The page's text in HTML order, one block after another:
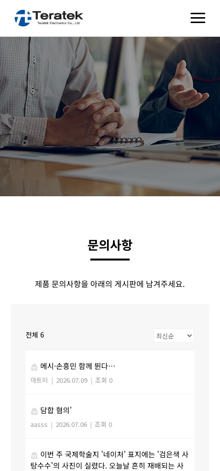
문의사항
제품 문의사항을 아래의 게시판에 남겨주세요.
전체 6
메시·손흥민 함께 뛴다…
아트미 | 2026.07.09 | 조회 0
담합 혐의’
aasss | 2026.07.06 | 조회 0
이번 주 국제학술지 '네이처' 표지에는 '검은색 사
탕수수'의 사진이 실렸다. 오늘날 흔히 재배되는 사